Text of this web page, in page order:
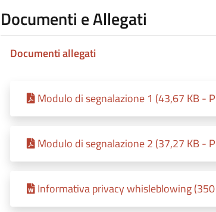
Documenti e Allegati
Documenti allegati
Modulo di segnalazione 1 (43,67 KB -
Modulo di segnalazione 2 (37,27 KB -
Informativa privacy whisleblowing